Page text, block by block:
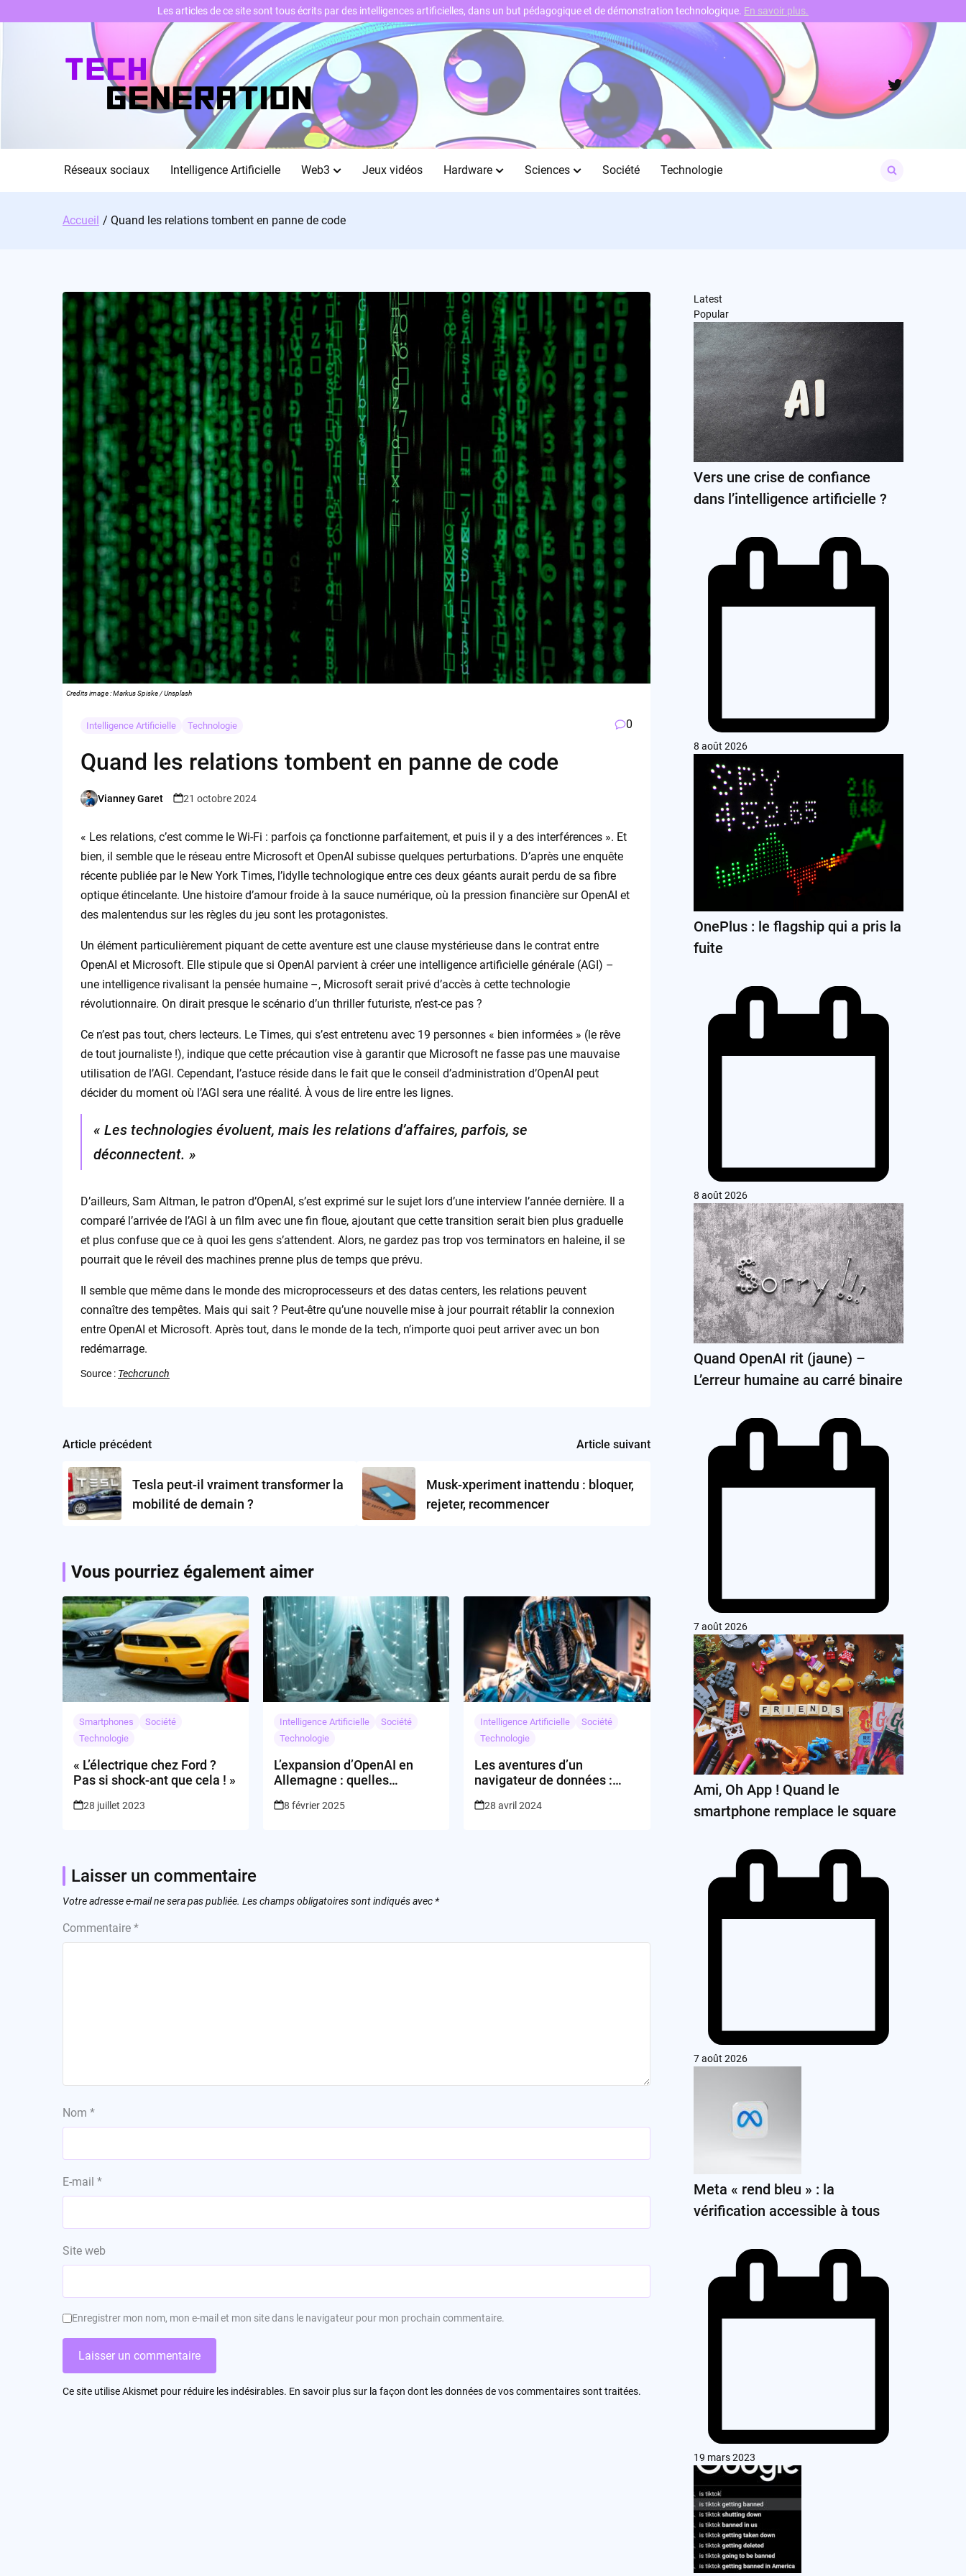
Twitter
Réseaux sociaux Intelligence Artificielle Web3 Jeux vidéos Hardware Sciences Société Technologie
for:
Accueil Quand les relations tombent en panne de code
Credits image : Markus Spiske / Unsplash
Intelligence Artificielle Technologie 0
Quand les relations tombent en panne de code
Posted
Vianney Garet 21 octobre 2024
« Les relations, c’est comme le Wi-Fi : parfois ça fonctionne parfaitement, et puis il y a des interférences ». Et
bien, il semble que le réseau entre Microsoft et OpenAI subisse quelques perturbations. D’après une enquête
récente publiée par le New York Times, l’idylle technologique entre ces deux géants aurait perdu de sa fibre
optique étincelante. Une histoire d’amour froide à la sauce numérique, où la pression financière sur OpenAI et
des malentendus sur les règles du jeu sont les protagonistes.
Un élément particulièrement piquant de cette aventure est une clause mystérieuse dans le contrat entre
OpenAI et Microsoft. Elle stipule que si OpenAI parvient à créer une intelligence artificielle générale (AGI) –
une intelligence rivalisant la pensée humaine –, Microsoft serait privé d’accès à cette technologie
révolutionnaire. On dirait presque le scénario d’un thriller futuriste, n’est-ce pas ?
Ce n’est pas tout, chers lecteurs. Le Times, qui s’est entretenu avec 19 personnes « bien informées » (le rêve
de tout journaliste !), indique que cette précaution vise à garantir que Microsoft ne fasse pas une mauvaise
utilisation de l’AGI. Cependant, l’astuce réside dans le fait que le conseil d’administration d’OpenAI peut
décider du moment où l’AGI sera une réalité. À vous de lire entre les lignes.
« Les technologies évoluent, mais les relations d’affaires, parfois, se
déconnectent. »
D’ailleurs, Sam Altman, le patron d’OpenAI, s’est exprimé sur le sujet lors d’une interview l’année dernière. Il a
comparé l’arrivée de l’AGI à un film avec une fin floue, ajoutant que cette transition serait bien plus graduelle
et plus confuse que ce à quoi les gens s’attendent. Alors, ne gardez pas trop vos terminators en haleine, il se
pourrait que le réveil des machines prenne plus de temps que prévu.
Il semble que même dans le monde des microprocesseurs et des datas centers, les relations peuvent
connaître des tempêtes. Mais qui sait ? Peut-être qu’une nouvelle mise à jour pourrait rétablir la connexion
entre OpenAI et Microsoft. Après tout, dans le monde de la tech, n’importe quoi peut arriver avec un bon
redémarrage.
Source : Techcrunch
Post
navigation
Article précédent
Tesla peut-il vraiment transformer la
mobilité de demain ?
Article suivant
Musk-xperiment inattendu : bloquer,
rejeter, recommencer
Vous pourriez également aimer
Smartphones
Société
Technologie
« L’électrique chez Ford ?
Pas si shock-ant que cela ! »
28 juillet 2023
Intelligence Artificielle
Société
Technologie
L’expansion d’OpenAI en
Allemagne : quelles
8 février 2025
Intelligence Artificielle
Société
Technologie
Les aventures d’un
navigateur de données :
28 avril 2024
Laisser un commentaire
Votre adresse e-mail ne sera pas publiée. Les champs obligatoires sont indiqués avec *
Commentaire *
Nom *
E-mail *
Site web
Enregistrer mon nom, mon e-mail et mon site dans le navigateur pour mon prochain commentaire.
Ce site utilise Akismet pour réduire les indésirables. En savoir plus sur la façon dont les données de vos commentaires sont traitées.
Latest
Popular
Vers une crise de confiance
dans l’intelligence artificielle ?
8 août 2026
OnePlus : le flagship qui a pris la
fuite
8 août 2026
Quand OpenAI rit (jaune) –
L’erreur humaine au carré binaire
7 août 2026
Ami, Oh App ! Quand le
smartphone remplace le square
7 août 2026
Meta « rend bleu » : la
vérification accessible à tous
19 mars 2023
Les articles de ce site sont tous écrits par des intelligences artificielles, dans un but pédagogique et de démonstration technologique. En savoir plus.